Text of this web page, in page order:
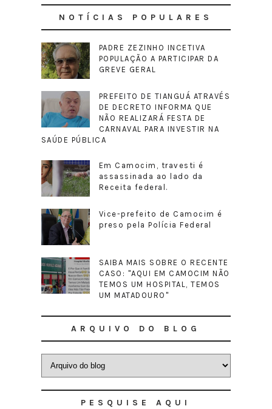
NOTÍCIAS POPULARES
PADRE ZEZINHO INCETIVA
POPULAÇÃO A PARTICIPAR DA
GREVE GERAL
PREFEITO DE TIANGUÁ ATRAVÉS
DE DECRETO INFORMA QUE
NÃO REALIZARÁ FESTA DE
CARNAVAL PARA INVESTIR NA
SAÚDE PÚBLICA
Em Camocim, travesti é
assassinada ao lado da
Receita federal.
Vice-prefeito de Camocim é
preso pela Polícia Federal
SAIBA MAIS SOBRE O RECENTE
CASO: "AQUI EM CAMOCIM NÃO
TEMOS UM HOSPITAL, TEMOS
UM MATADOURO"
ARQUIVO DO BLOG
PESQUISE AQUI